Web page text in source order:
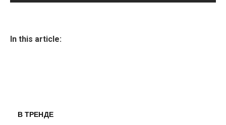
In this article:
В ТРЕНДЕ